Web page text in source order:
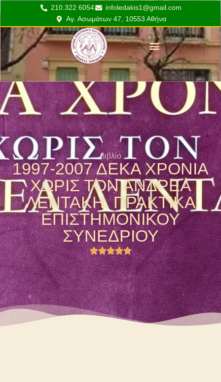
210.322 6054
infoledakis1@gmail.com
Αγ. Ασωμάτων 47, 10553 Αθήνα
βιβλίο
1997-2007 ΔΕΚΑ ΧΡΟΝΙΑ
ΧΩΡΙΣ ΤΟΝ ΑΝΔΡΕΑ
ΛΕΝΤΑΚΗ. ΠΡΑΚΤΙΚΑ
ΕΠΙΣΤΗΜΟΝΙΚΟΥ
ΣΥΝΕΔΡΙΟΥ
